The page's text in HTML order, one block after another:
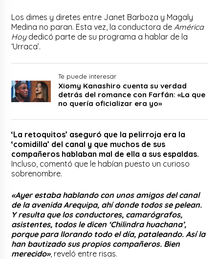
Los dimes y diretes entre Janet Barboza y Magaly
Medina no paran. Esta vez, la conductora de América
Hoy dedicó parte de su programa a hablar de la
‘Urraca’.
Te puede interesar
Xiomy Kanashiro cuenta su verdad
detrás del romance con Farfán: «La que
no quería oficializar era yo»
‘La retoquitos’ aseguró que la pelirroja era la
‘comidilla’ del canal y que muchos de sus
compañeros hablaban mal de ella a sus espaldas.
Incluso, comentó que le habían puesto un curioso
sobrenombre.
«Ayer estaba hablando con unos amigos del canal
de la avenida Arequipa, ahí donde todos se pelean.
Y resulta que los conductores, camarógrafos,
asistentes, todos le dicen ‘Chilindra huachana’,
porque para llorando todo el día, pataleando. Así la
han bautizado sus propios compañeros. Bien
merecido», reveló entre risas.